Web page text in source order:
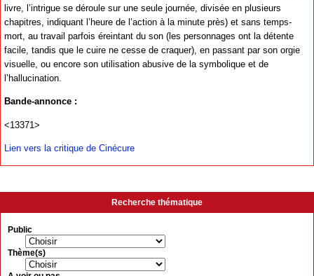
livre, l’intrigue se déroule sur une seule journée, divisée en plusieurs
chapitres, indiquant l’heure de l’action à la minute près) et sans temps-
mort, au travail parfois éreintant du son (les personnages ont la détente
facile, tandis que le cuire ne cesse de craquer), en passant par son orgie
visuelle, ou encore son utilisation abusive de la symbolique et de
l’hallucination.
Bande-annonce :
<13371>
Lien vers la critique de Cinécure
Recherche thématique
Public
Thème(s)